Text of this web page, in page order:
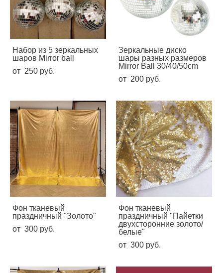
Набор из 5 зеркальных
шаров Mirror ball
от 250 pуб.
Зеркальные диско
шары разных размеров
Mirror Ball 30/40/50cm
от 200 pуб.
Фон тканевый
праздничный "Золото"
от 300 pуб.
Фон тканевый
праздничный "Пайетки
двухсторонние золото/
белые"
от 300 pуб.